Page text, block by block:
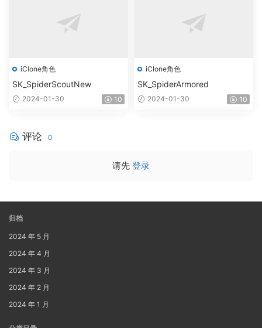
iClone角色
SK_SpiderScoutNew
2024-01-30 10
iClone角色
SK_SpiderArmored
2024-01-30 10
评论 0
请先 登录
归档
2024 年 5 月
2024 年 4 月
2024 年 3 月
2024 年 2 月
2024 年 1 月